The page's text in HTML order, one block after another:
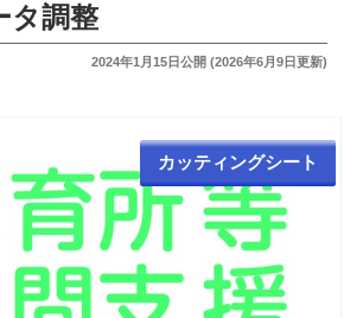
タ調整
投
2024年1月15日公開 (2026年6月9日更新)
カッティングシート